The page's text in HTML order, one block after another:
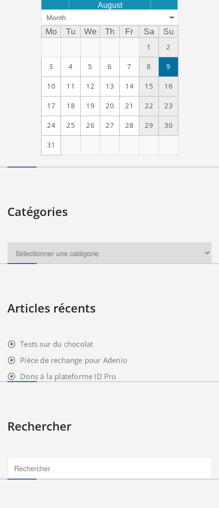
August
Month
Mo Tu We Th Fr Sa
Su
1
2
3 4 5 6 7 8 9
10 11 12 13 14 15 16
17 18 19 20 21 22 23
24 25 26 27 28 29 30
31
Catégories
Articles récents
Tests sur du chocolat
Pièce de rechange pour Adenio
Dons à la plateforme ID Pro
Rechercher